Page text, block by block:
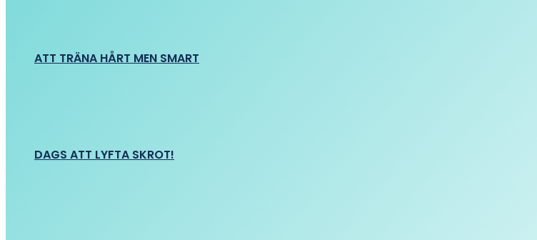
ATT TRÄNA HÅRT MEN SMART
DAGS ATT LYFTA SKROT!